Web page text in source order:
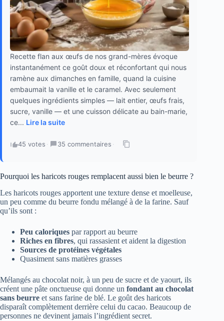
Recette flan aux œufs de nos grand-mères évoque
instantanément ce goût doux et réconfortant qui nous
ramène aux dimanches en famille, quand la cuisine
embaumait la vanille et le caramel. Avec seulement
quelques ingrédients simples — lait entier, œufs frais,
sucre, vanille — et une cuisson délicate au bain-marie,
ce... Lire la suite
45 votes · 35 commentaires ·
Pourquoi les haricots rouges remplacent aussi bien le beurre ?
Les haricots rouges apportent une texture dense et moelleuse,
un peu comme du beurre fondu mélangé à de la farine. Sauf
qu’ils sont :
Peu caloriques par rapport au beurre
Riches en fibres, qui rassasient et aident la digestion
Sources de protéines végétales
Quasiment sans matières grasses
Mélangés au chocolat noir, à un peu de sucre et de yaourt, ils
créent une pâte onctueuse qui donne un fondant au chocolat
sans beurre et sans farine de blé. Le goût des haricots
disparaît complètement derrière celui du cacao. Beaucoup de
personnes ne devinent jamais l’ingrédient secret.